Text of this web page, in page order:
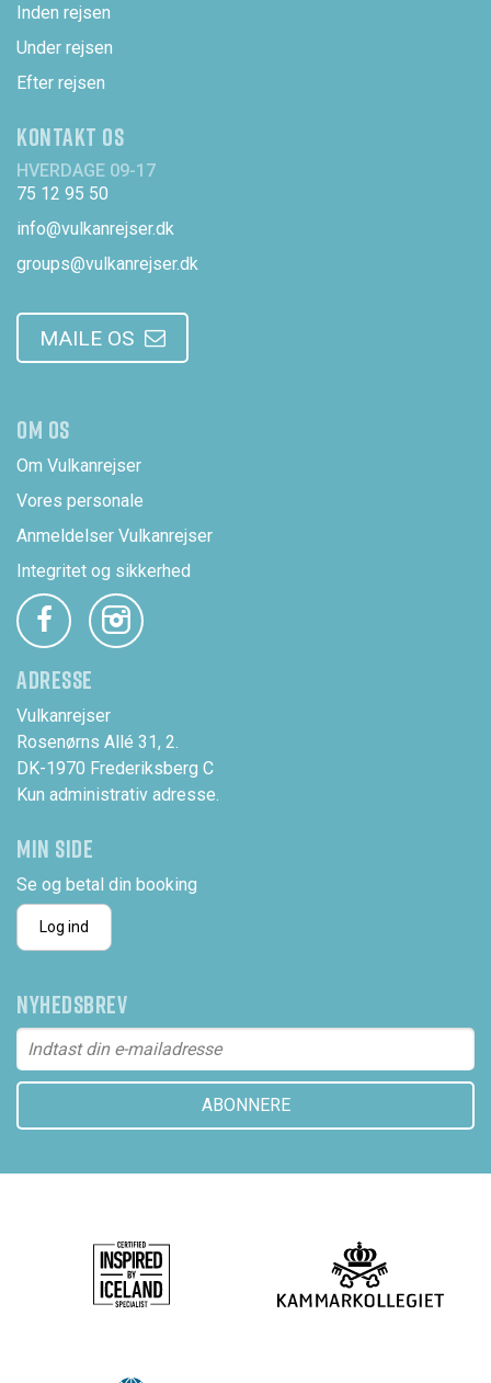
Inden rejsen
Under rejsen
Efter rejsen
KONTAKT OS
HVERDAGE 09-17
75 12 95 50
info@vulkanrejser.dk
groups@vulkanrejser.dk
MAILE OS
OM OS
Om Vulkanrejser
Vores personale
Anmeldelser Vulkanrejser
Integritet og sikkerhed
ADRESSE
Vulkanrejser
Rosenørns Allé 31, 2.
DK-1970 Frederiksberg C
Kun administrativ adresse.
MIN SIDE
Se og betal din booking
Log ind
NYHEDSBREV